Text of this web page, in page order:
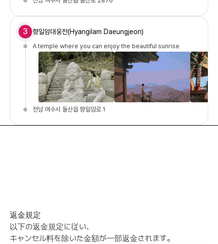
3 향일암대웅전(Hyangilam Daeungjeon)
A temple where you can enjoy the beautiful sunrise
전남 여수시 돌산읍 향일암로 1
返金規定
以下の返金規定に従い、
キャンセル料を除いた金額が一部返金されます。